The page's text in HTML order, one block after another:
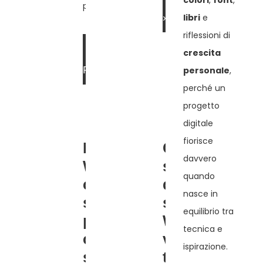
più serenità.
PIÙ »
»
Manutenzione
WordPress:
cosa
significa
prendersi
cura del tuo
sito nel
Cosa
succede
quando un
sito
WordPress
viene
trascurato
librie
riflessioni di
crescita
personale,
perché un
progetto
digitale
fiorisce
davvero
quando
nasce in
equilibrio tra
tecnica e
ispirazione.